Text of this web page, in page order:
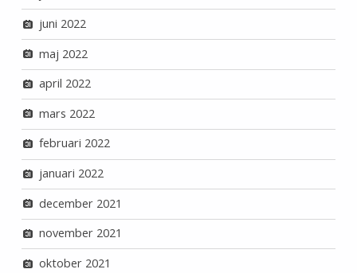
juni 2022
maj 2022
april 2022
mars 2022
februari 2022
januari 2022
december 2021
november 2021
oktober 2021